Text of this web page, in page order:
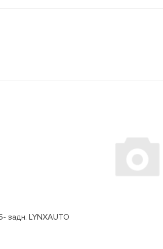
задн. LYNXAUTO